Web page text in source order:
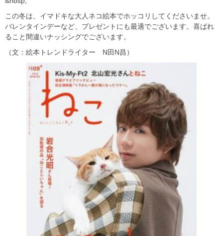
この冬は、イマドキな大人ネコ絵本でホッコリしてくださいませ。
バレンタインデーなど、プレゼントにも最適でございます。喜ばれ
ること間違いナッシングでございます。
（文：絵本トレンドライター N田N昌）